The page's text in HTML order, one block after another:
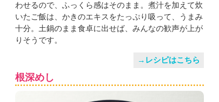
わせるので、ふっくら感はそのまま。煮汁を加えて炊
いたご飯は、かきのエキスをたっぷり吸って、うまみ
十分。土鍋のまま食卓に出せば、みんなの歓声が上が
りそうです。
→レシピはこちら
根深めし